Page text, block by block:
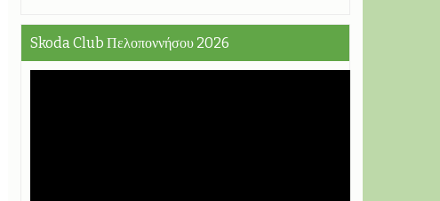
Skoda Club Πελοποννήσου 2026